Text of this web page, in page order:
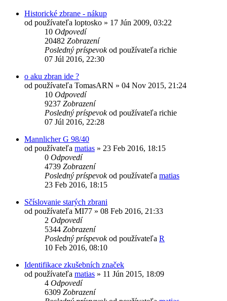
Historické zbrane - nákup
od používateľa loptosko » 17 Jún 2009, 03:22
10 Odpovedí
20482 Zobrazení
Posledný príspevokod používateľa richie
07 Júl 2016, 22:30
o aku zbran ide ?
od používateľa TomasARN » 04 Nov 2015, 21:24
10 Odpovedí
9237 Zobrazení
Posledný príspevokod používateľa richie
07 Júl 2016, 22:28
Mannlicher G 98/40
od používateľa matias » 23 Feb 2016, 18:15
0 Odpovedí
4739 Zobrazení
Posledný príspevokod používateľa matias
23 Feb 2016, 18:15
Sčíslovanie starých zbrani
od používateľa MI77 » 08 Feb 2016, 21:33
2 Odpovedí
5344 Zobrazení
Posledný príspevokod používateľa R
10 Feb 2016, 08:10
Identifikace zkušebních značek
od používateľa matias » 11 Jún 2015, 18:09
4 Odpovedí
6309 Zobrazení